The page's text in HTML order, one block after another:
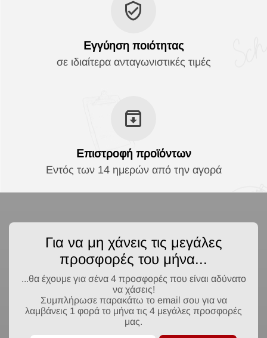
Εγγύηση ποιότητας
σε ιδιαίτερα ανταγωνιστικές τιμές
Επιστροφή προϊόντων
Εντός των 14 ημερών από την αγορά
Για να μη χάνεις τις μεγάλες
προσφορές του μήνα...
...θα έχουμε για σένα 4 προσφορές που είναι αδύνατο
να χάσεις!
Συμπλήρωσε παρακάτω το email σου για να
λαμβάνεις 1 φορά το μήνα τις 4 μεγάλες προσφορές
μας.